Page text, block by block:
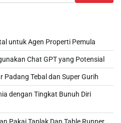
untuk Agen Properti Pemula
Chat GPT yang Potensial
Padang Tebal dan Super Gurih
dengan Tingkat Bunuh Diri